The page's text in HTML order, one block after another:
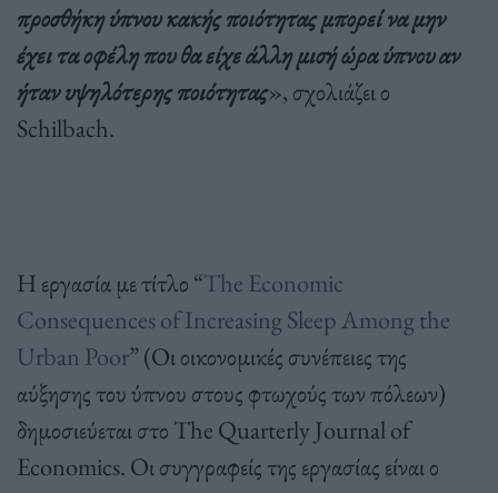
προσθήκη ύπνου κακής ποιότητας μπορεί να μην
έχει τα οφέλη που θα είχε άλλη μισή ώρα ύπνου αν
ήταν υψηλότερης ποιότητας», σχολιάζει ο
Schilbach.
Η εργασία με τίτλο “The Economic
Consequences of Increasing Sleep Among the
Urban Poor” (Οι οικονομικές συνέπειες της
αύξησης του ύπνου στους φτωχούς των πόλεων)
δημοσιεύεται στο The Quarterly Journal of
Economics. Οι συγγραφείς της εργασίας είναι ο